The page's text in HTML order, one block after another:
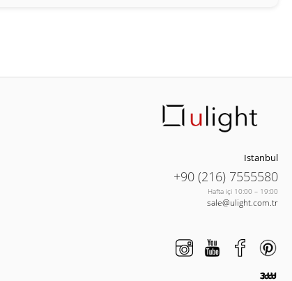
Istanbul
+90 (216) 7555580
Hafta içi 10:00 – 19:00
sale@ulight.com.tr